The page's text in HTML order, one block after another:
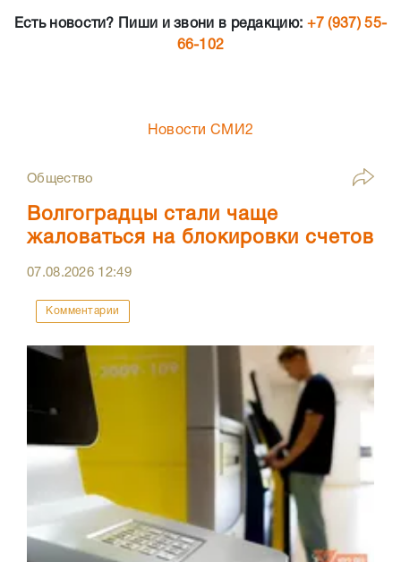
Есть новости? Пиши и звони в редакцию: +7 (937) 55-
66-102
Новости СМИ2
Общество
Волгоградцы стали чаще
жаловаться на блокировки счетов
07.08.2026 12:49
Комментарии